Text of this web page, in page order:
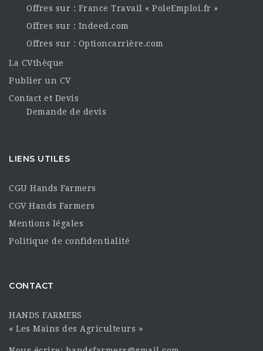
Offres sur : France Travail « PoleEmploi.fr »
Offres sur : Indeed.com
Offres sur : Optioncarrière.com
La CVthèque
Publier un CV
Contact et Devis
Demande de devis
LIENS UTILES
CGU Hands Farmers
CGV Hands Farmers
Mentions légales
Politique de confidentialité
CONTACT
HANDS FARMERS
« Les Mains des Agriculteurs »